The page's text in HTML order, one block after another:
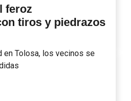
feroz
tiros y piedrazos